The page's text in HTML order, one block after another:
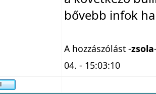
bővebb infok
A hozzászólást -zsola
04. - 15:03:10